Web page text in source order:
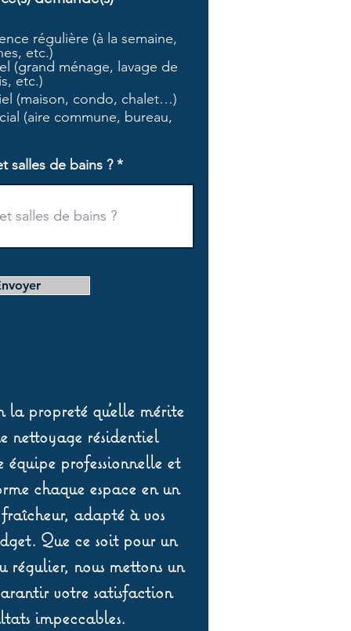
i
a
o
i
régulière (à la semaine,
etc.)
(grand ménage, lavage de
etc.)
(maison, condo, chalet…)
(aire commune, bureau,
salles de bains ?
propreté qu’elle mérite
nettoyage résidentiel
professionnelle et
chaque espace en un
adapté à vos
Que ce soit pour un
régulier, nous mettons un
votre satisfaction
impeccables.